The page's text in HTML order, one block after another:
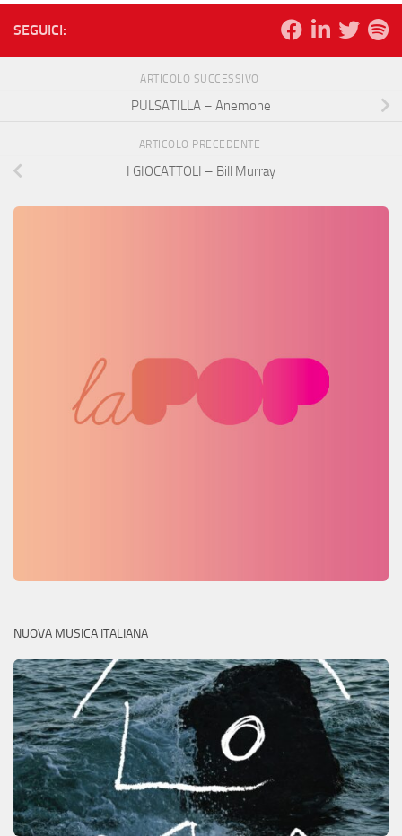
SEGUICI:
ARTICOLO SUCCESSIVO
PULSATILLA – Anemone
ARTICOLO PRECEDENTE
I GIOCATTOLI – Bill Murray
NUOVA MUSICA ITALIANA